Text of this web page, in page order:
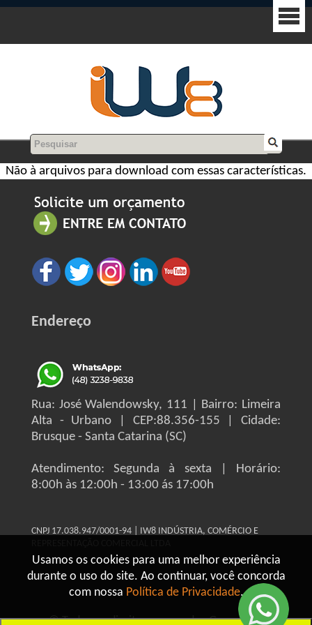
Usamos os cookies para uma melhor experiência
durante o uso do site. Ao continuar, você concorda
com nossa Política de Privacidade.
Não à arquivos para download com essas características.
Endereço
Rua: José Walendowsky, 111 | Bairro: Limeira
Alta - Urbano | CEP:88.356-155 | Cidade:
Brusque - Santa Catarina (SC)
Atendimento: Segunda à sexta | Horário:
8:00h às 12:00h - 13:00 ás 17:00h
CNPJ 17.038.947/0001-94 | IW8 INDÚSTRIA, COMÉRCIO E
© Todos os direitos reservados Grupo IW8